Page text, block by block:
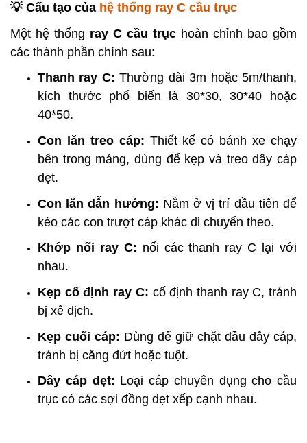
💡 Cấu tạo của hệ thống ray C cầu trục
Một hệ thống ray C cầu trục hoàn chỉnh bao gồm
các thành phần chính sau:
Thanh ray C: Thường dài 3m hoặc 5m/thanh,
kích thước phổ biến là 30*30, 30*40 hoặc
40*50.
Con lăn treo cáp: Thiết kế có bánh xe chạy
bên trong máng, dùng để kẹp và treo dây cáp
dẹt.
Con lăn dẫn hướng: Nằm ở vị trí đầu tiên để
kéo các con trượt cáp khác di chuyển theo.
Khớp nối ray C: nối các thanh ray C lại với
nhau.
Kẹp cố định ray C: cố định thanh ray C, tránh
bị xê dịch.
Kẹp cuối cáp: Dùng để giữ chặt đầu dây cáp,
tránh bị căng đứt hoặc tuột.
Dây cáp dẹt: Loại cáp chuyên dụng cho cầu
trục có các sợi đồng dẹt xếp cạnh nhau.